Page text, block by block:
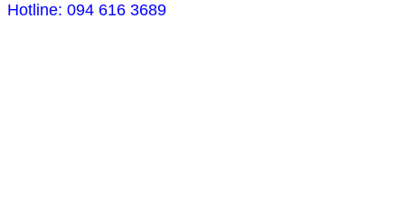
Hotline: 094 616 3689